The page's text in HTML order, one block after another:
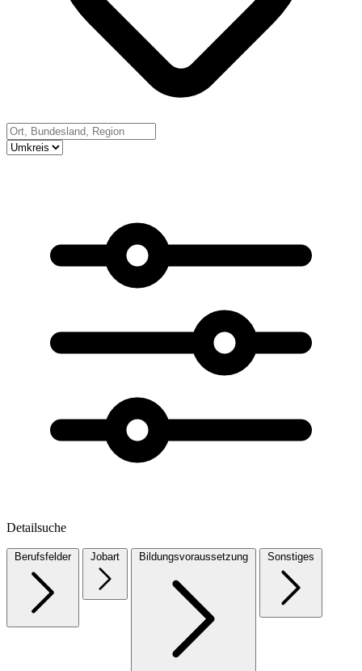
Detailsuche
Berufsfelder Jobart Bildungsvoraussetzung Sonstiges